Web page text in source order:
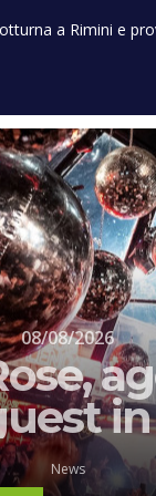
08/08/2026
News